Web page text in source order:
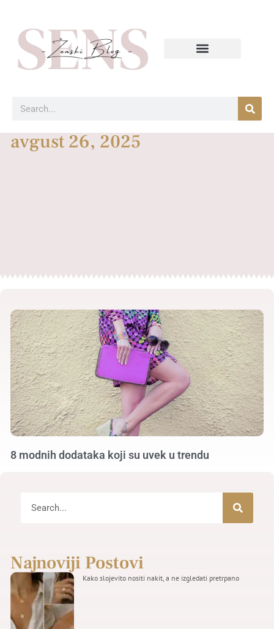
avgust 26, 2025
8 modnih dodataka koji su uvek u trendu
Najnoviji Postovi
Kako slojevito nositi nakit, a ne izgledati pretrpano